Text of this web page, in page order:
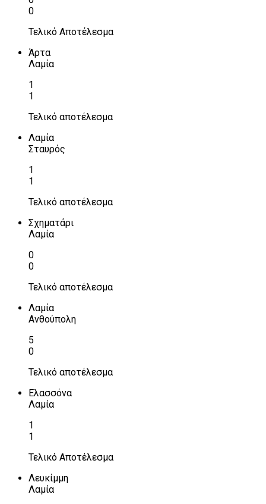
0
Τελικό Αποτέλεσμα
Άρτα
Λαμία
1
1
Τελικό αποτέλεσμα
Λαμία
Σταυρός
1
1
Τελικό αποτέλεσμα
Σχηματάρι
Λαμία
0
0
Τελικό αποτέλεσμα
Λαμία
Ανθούπολη
5
0
Τελικό αποτέλεσμα
Ελασσόνα
Λαμία
1
1
Τελικό Αποτέλεσμα
Λευκίμμη
Λαμία